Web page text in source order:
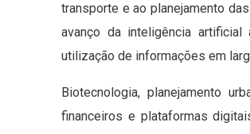
transporte e ao planejamento
avanço da inteligência artificial
utilização de informações em
Biotecnologia, planejamento
financeiros e plataformas